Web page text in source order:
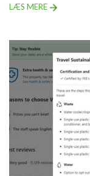
LÆS MERE